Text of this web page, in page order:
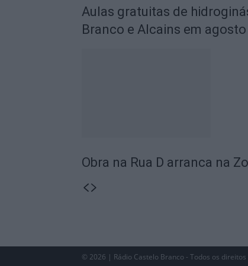
Aulas gratuitas de
Branco e Alcains em agosto
Obra na Rua D arranca na
© 2026 | Rádio Castelo Branco - Todos os